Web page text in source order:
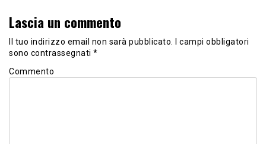
Lascia un commento
Il tuo indirizzo email non sarà pubblicato. I campi obbligatori
sono contrassegnati *
Commento